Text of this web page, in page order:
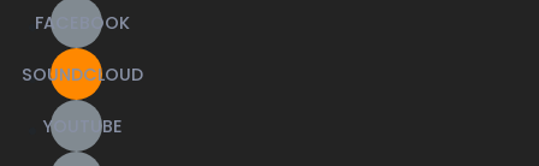
FACEBOOK
SOUNDCLOUD
YOUTUBE